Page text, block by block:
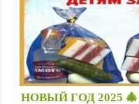
НОВЫЙ ГОД 2025